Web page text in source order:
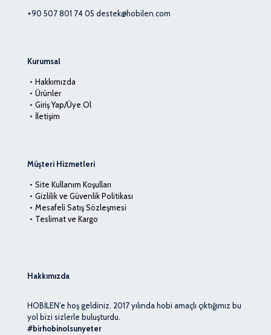
+90 507 801 74 05 destek@hobilen.com
Kurumsal
Hakkımızda
Ürünler
Giriş Yap/Üye Ol
İletişim
Müşteri Hizmetleri
Site Kullanım Koşulları
Gizlilik ve Güvenlik Politikası
Mesafeli Satış Sözleşmesi
Teslimat ve Kargo
Hakkımızda
HOBİLEN’e hoş geldiniz. 2017 yılında hobi amaçlı çıktığımız bu
yol bizi sizlerle buluşturdu.
#birhobinolsunyeter